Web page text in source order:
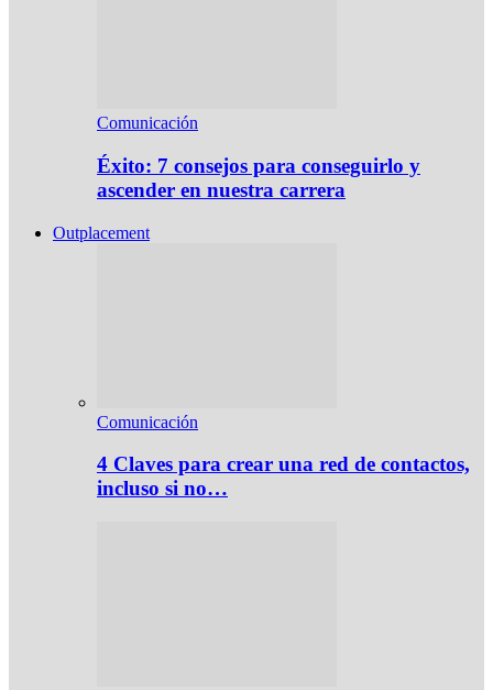
Comunicación
Éxito: 7 consejos para conseguirlo y
ascender en nuestra carrera
Outplacement
Comunicación
4 Claves para crear una red de contactos,
incluso si no…